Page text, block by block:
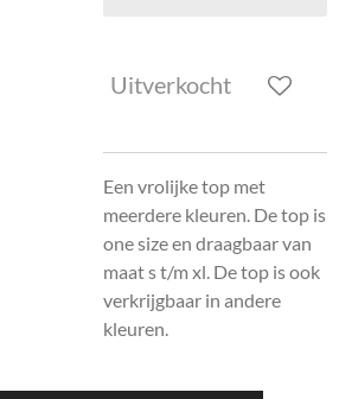
Uitverkocht
Een vrolijke top met
meerdere kleuren. De top is
one size en draagbaar van
maat s t/m xl. De top is ook
verkrijgbaar in andere
kleuren.